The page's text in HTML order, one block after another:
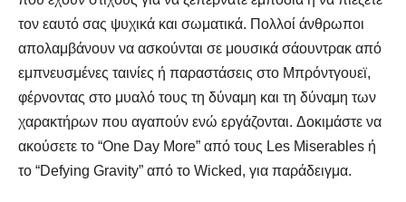
τον εαυτό σας ψυχικά και σωματικά. Πολλοί άνθρωποι
απολαμβάνουν να ασκούνται σε μουσικά σάουντρακ από
εμπνευσμένες ταινίες ή παραστάσεις στο Μπρόντγουεϊ,
φέρνοντας στο μυαλό τους τη δύναμη και τη δύναμη των
χαρακτήρων που αγαπούν ενώ εργάζονται. Δοκιμάστε να
ακούσετε το “One Day More” από τους Les Miserables ή
το “Defying Gravity” από το Wicked, για παράδειγμα.